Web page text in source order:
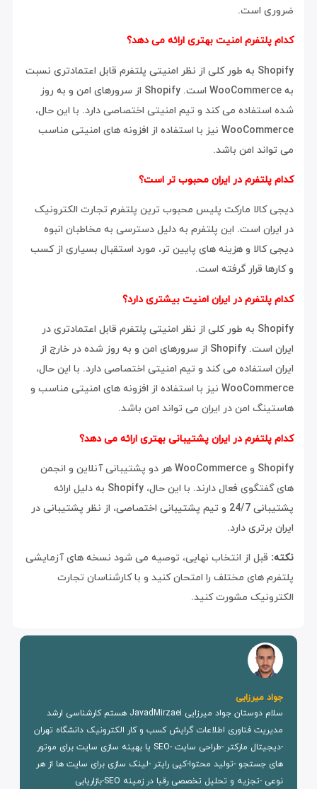
ضروری است.
کدام پلتفرم امنیت بهتری ارائه می دهد؟
Shopify به طور کلی از نظر امنیتی پلتفرم قابل اعتمادتری نسبت
به WooCommerce است. Shopify از سرورهای امن و به روز
شده استفاده می کند و تیم امنیتی اختصاصی دارد. با این حال،
WooCommerce نیز با استفاده از افزونه های امنیتی مناسب
می تواند امن باشد.
کدام پلتفرم در ایران محبوب تر است؟
دیجی کالا مارکت پلیس محبوب ترین پلتفرم تجارت الکترونیک
در ایران است. این پلتفرم به دلیل دسترسی به مخاطبان انبوه
دیجی کالا و هزینه های پایین تر، مورد استقبال بسیاری از کسب
و کارها قرار گرفته است.
کدام پلتفرم در ایران امنیت بیشتری دارد؟
Shopify به طور کلی از نظر امنیتی پلتفرم قابل اعتمادتری در
ایران است. Shopify از سرورهای امن و به روز شده در خارج از
ایران استفاده می کند و تیم امنیتی اختصاصی دارد. با این حال،
WooCommerce نیز با استفاده از افزونه های امنیتی مناسب و
هاستینگ امن در ایران می تواند امن باشد.
کدام پلتفرم در ایران پشتیبانی بهتری ارائه می دهد؟
Shopify و WooCommerce هر دو پشتیبانی آنلاین و انجمن
های گفتگوی فعال دارند. با این حال، Shopify به دلیل ارائه
پشتیبانی 24/7 و تیم پشتیبانی اختصاصی، از نظر پشتیبانی در
ایران برتری دارد.
نکته: قبل از انتخاب نهایی، توصیه می شود نسخه های آزمایشی
پلتفرم های مختلف را امتحان کنید و با کارشناسان تجارت
الکترونیک مشورت کنید.
جواد میرزایی
سلام دوستان جواد میرزایی JavadMirzaei هستم کارشناسی ارشد
مدیریت فناوری اطلاعات گرایش کسب و کار الکترونیک دانشگاه تهران
-دیجیتال مارکتر -طراحی سایت -SEO یا بهینه سازی سایت برای موتور
های جستجو -تولید محتوا-کپی رایتر -لینک سازی برای سایت ها از هر
نوعی -تجزیه و تحلیل تخصصی رقبا در زمینه SEO-بازاریابی